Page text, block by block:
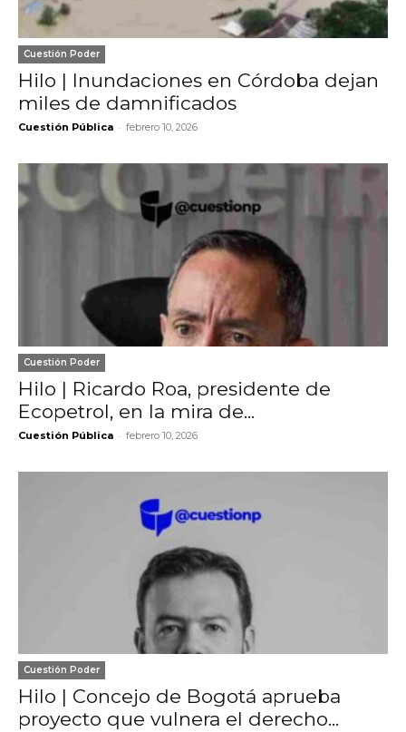
Cuestión Poder
Hilo | Inundaciones en Córdoba dejan
miles de damnificados
Cuestión Pública - febrero 10, 2026
Cuestión Poder
Hilo | Ricardo Roa, presidente de
Ecopetrol, en la mira de...
Cuestión Pública - febrero 10, 2026
Cuestión Poder
Hilo | Concejo de Bogotá aprueba
proyecto que vulnera el derecho...